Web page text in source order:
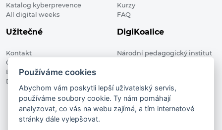
Katalog kyberprevence
All digital weeks
Kurzy
FAQ
Užitečné
Kontakt
Členské organizace
Blog
Digitalizace ve vzdělávání
DigiKoalice
Národní pedagogický institut
DigiKoalice 2021. All rights reserved
Vstup do administrace
Používáme cookies
Abychom vám poskytli lepší uživatelský servis,
používáme soubory cookie. Ty nám pomáhají
analyzovat, co vás na webu zajímá, a tím internetové
stránky dále vylepšovat.